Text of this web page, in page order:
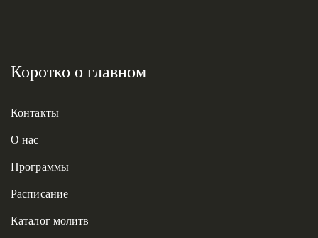
Коротко о главном
Контакты
О нас
Программы
Расписание
Каталог молитв